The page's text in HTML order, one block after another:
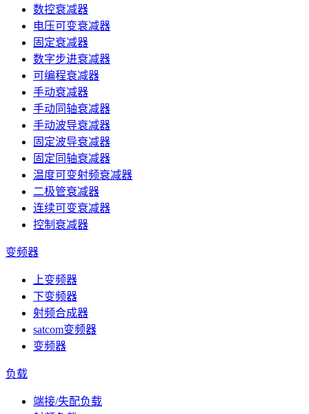
数控衰减器
电压可变衰减器
固定衰减器
数字步进衰减器
可编程衰减器
手动衰减器
手动同轴衰减器
手动波导衰减器
固定波导衰减器
固定同轴衰减器
温度可变射频衰减器
二极管衰减器
连续可变衰减器
控制衰减器
变频器
上变频器
下变频器
射频合成器
satcom变频器
变频器
负载
端接/失配负载